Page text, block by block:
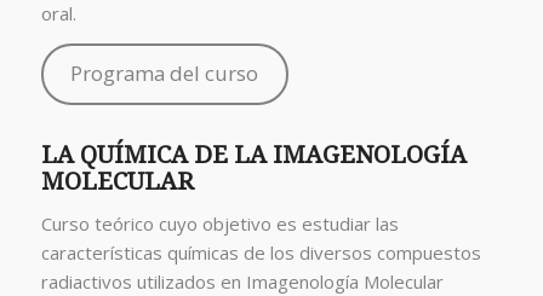
oral.
Programa del curso
LA QUÍMICA DE LA IMAGENOLOGÍA
MOLECULAR
Curso teórico cuyo objetivo es estudiar las
características químicas de los diversos compuestos
radiactivos utilizados en Imagenología Molecular